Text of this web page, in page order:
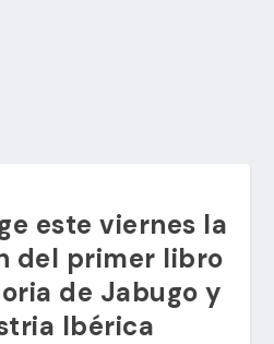
este viernes la
del primer libro
de Jabugo y
Ibérica